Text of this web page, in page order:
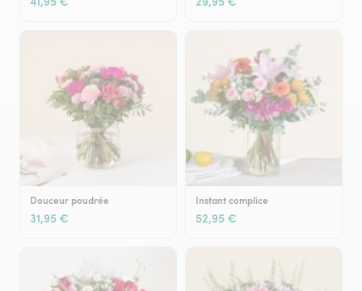
Douceur poudrée
31,95 €
Instant complice
52,95 €